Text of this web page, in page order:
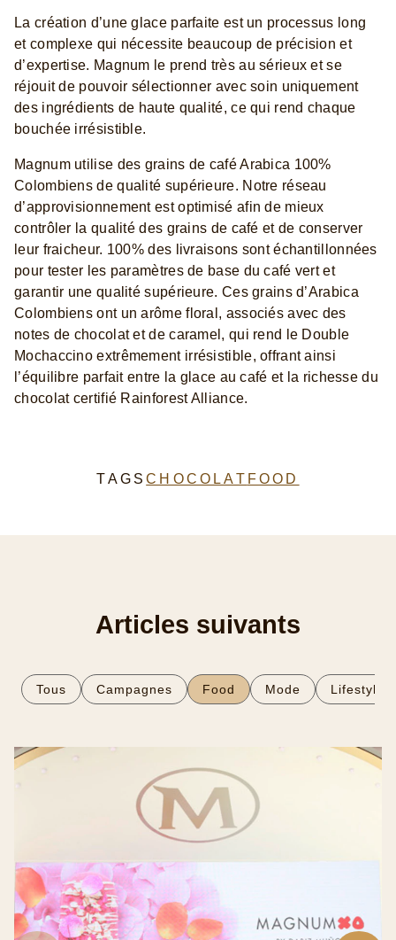
La création d’une glace parfaite est un processus long
et complexe qui nécessite beaucoup de précision et
d’expertise. Magnum le prend très au sérieux et se
réjouit de pouvoir sélectionner avec soin uniquement
des ingrédients de haute qualité, ce qui rend chaque
bouchée irrésistible.
Magnum utilise des grains de café Arabica 100%
Colombiens de qualité supérieure. Notre réseau
d’approvisionnement est optimisé afin de mieux
contrôler la qualité des grains de café et de conserver
leur fraicheur. 100% des livraisons sont échantillonnées
pour tester les paramètres de base du café vert et
garantir une qualité supérieure. Ces grains d’Arabica
Colombiens ont un arôme floral, associés avec des
notes de chocolat et de caramel, qui rend le Double
Mochaccino extrêmement irrésistible, offrant ainsi
l’équilibre parfait entre la glace au café et la richesse du
chocolat certifié Rainforest Alliance.
TAGSCHOCOLAT FOOD
Articles suivants
Tous Campagnes Food Mode Lifestyle